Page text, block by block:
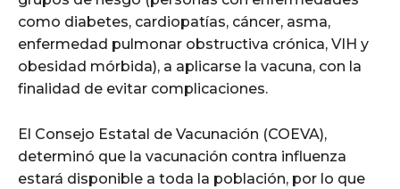
como diabetes, cardiopatías, cáncer, asma,
enfermedad pulmonar obstructiva crónica, VIH y
obesidad mórbida), a aplicarse la vacuna, con la
finalidad de evitar complicaciones.
El Consejo Estatal de Vacunación (COEVA),
determinó que la vacunación contra influenza
estará disponible a toda la población, por lo que